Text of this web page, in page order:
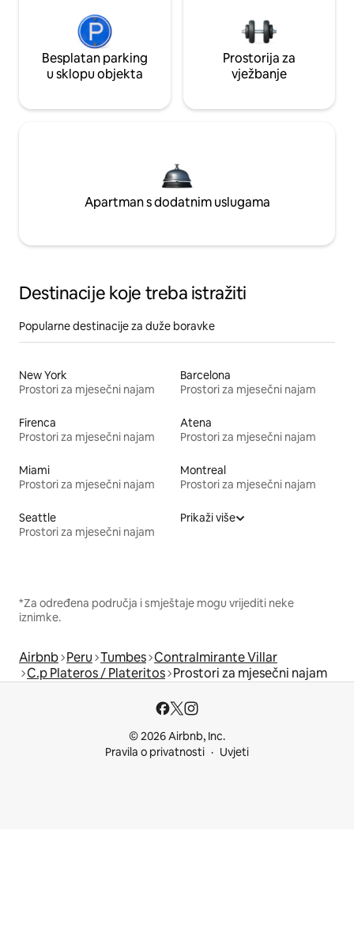
Besplatan parking
u sklopu objekta
Prostorija za
vježbanje
Apartman s dodatnim uslugama
Destinacije koje treba istražiti
Popularne destinacije za duže boravke
New York
Prostori za mjesečni najam
Barcelona
Prostori za mjesečni najam
Firenca
Prostori za mjesečni najam
Atena
Prostori za mjesečni najam
Miami
Prostori za mjesečni najam
Montreal
Prostori za mjesečni najam
Seattle
Prostori za mjesečni najam
Prikaži više
*Za određena područja i smještaje mogu vrijediti neke
iznimke.
Airbnb Peru Tumbes Contralmirante Villar
C.p Plateros / Plateritos Prostori za mjesečni najam
© 2026 Airbnb, Inc.
Pravila o privatnosti
Uvjeti